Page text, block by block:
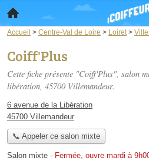
Accueil > Centre-Val de Loire > Loiret >
Coiff'Plus
Cette fiche présente "Coiff'Plus", salon
libération, 45700 Villemandeur.
6 avenue de la Libération
45700 Villemandeur
📞 Appeler ce salon mixte
Salon mixte - Fermée, ouvre mardi à